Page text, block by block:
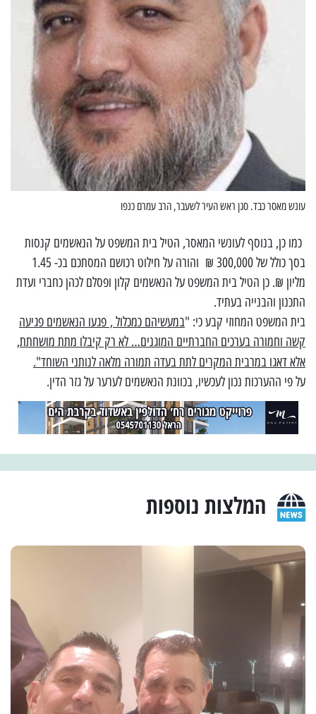
עונש מאסר כבד. סגן ראש העיר לשעבר, הרב עמרם כנפו
כמו כן, בנוסף לעונשי המאסר, הטיל בית המשפט על הנאשמים קנסות
בסך כולל של 300,000 ₪ והורה על חילוט רכושם המסתכם בכ- 1.45
מליון ₪. כן הטיל בית המשפט על הנאשמים קלון ופסלם לכהן כחברי ועדת
התכנון והבנייה בעתיד.
בית המשפט המחוזי קבע כי: "במעשיהם כמכלול , פגעו הנאשמים פגיעה
קשה וחמורה בערכים החברתיים המוגנים… לא רק קיבלו מתת מושחתת,
אלא דאגו במרבית המקרים לתת בעדה תמורה מלאה לנותני השוחד".
על פי ההערכות נכון לעכשיו, בכוונת הנאשמים לערער על גזר הדין.
המלצות נוספות